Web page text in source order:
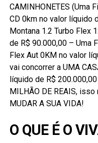
CAMINHONETES (Uma
CD 0km no valor líquido
Montana 1.2 Turbo Flex
de R$ 90.000,00 – Uma
Flex Aut 0KM no valor
vai concorrer a UMA
líquido de R$
MILHÃO DE REAIS,
MUDAR A SUA VIDA!
O QUE É O